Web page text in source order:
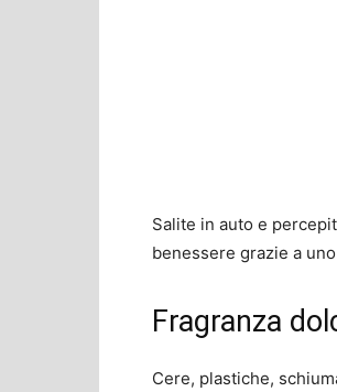
Salite in auto e
benessere grazie a
Fragranza
Cere, plastiche,